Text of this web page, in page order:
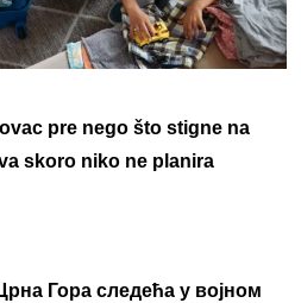
pre nego što stigne na
skoro niko ne planira
Гора следећа у војном